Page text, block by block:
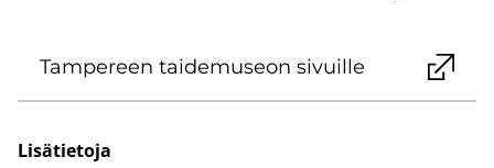
Tam­pe­reen tai­de­museon si­vuil­le
Li­sä­tie­to­ja